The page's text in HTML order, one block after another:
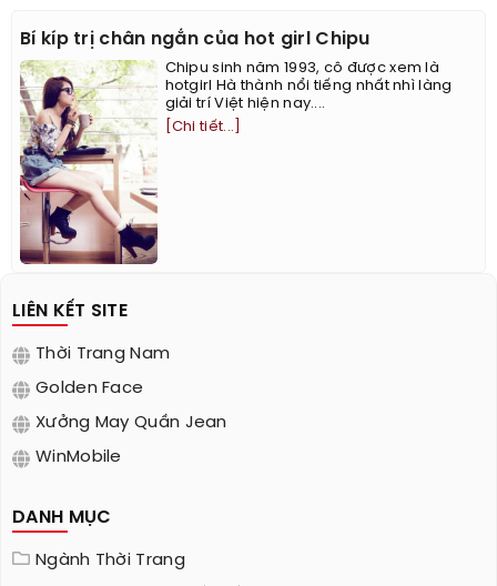
Bí kíp trị chân ngắn của hot girl Chipu
Chipu sinh năm 1993, cô được xem là
hotgirl Hà thành nổi tiếng nhất nhì làng
giải trí Việt hiện nay....
[Chi tiết...]
LIÊN KẾT SITE
Thời Trang Nam
Golden Face
Xưởng May Quần Jean
WinMobile
DANH MỤC
Ngành Thời Trang